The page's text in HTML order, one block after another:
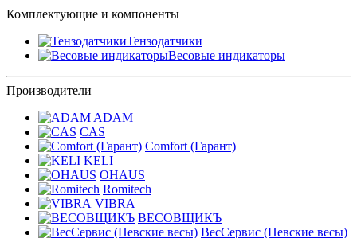
Комплектующие и компоненты
Тензодатчики
Весовые индикаторы
Производители
ADAM
CAS
Comfort (Гарант)
KELI
OHAUS
Romitech
VIBRA
ВЕСОВЩИКЪ
ВесСервис (Невские весы)